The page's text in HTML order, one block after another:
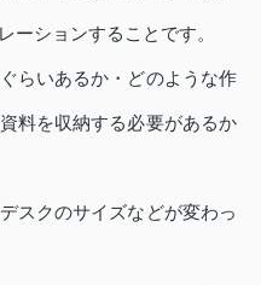
ーションすることです。
らいあるか・どのような作
料を収納する必要があるか
スクのサイズなどが変わっ